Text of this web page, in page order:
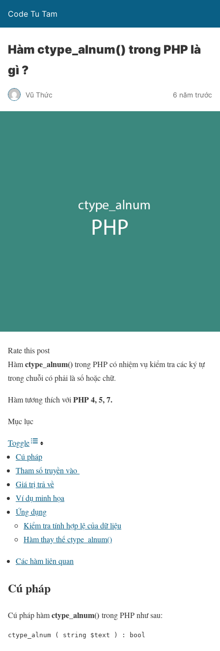
Code Tu Tam
Hàm ctype_alnum() trong PHP là
gì ?
Vũ Thức 6 năm trước
Rate this post
Hàmctype_alnum()trong PHP có nhiệm vụ kiểm tra các ký tự
trong chuỗi có phải là số hoặc chữ.
Hàm tương thích với PHP 4, 5, 7.
Mục lục
Toggle
Cú pháp
Tham số truyền vào
Giá trị trả về
Ví dụ minh họa
Ứng dụng
Kiểm tra tính hợp lệ của dữ liệu
Hàm thay thế ctype_alnum()
Các hàm liên quan
Cú pháp
Cú pháp hàmctype_alnum() trong PHP như sau:
ctype_alnum ( string $text ) : bool